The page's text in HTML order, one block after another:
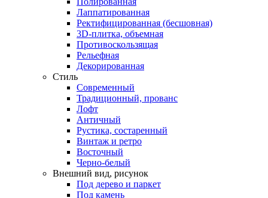
Лаппатированная
Ректифицированная (бесшовная)
3D-плитка, объемная
Противоскользящая
Рельефная
Декорированная
Стиль
Современный
Традиционный, прованс
Лофт
Античный
Рустика, состаренный
Винтаж и ретро
Восточный
Черно-белый
Внешний вид, рисунок
Под дерево и паркет
Под камень